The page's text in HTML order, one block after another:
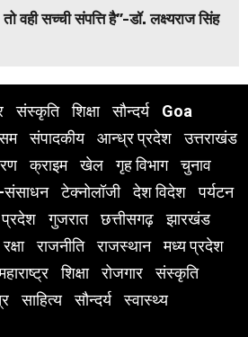
सच्ची संपत्ति है”-डॉ. लक्ष्यराज सिंह
संस्कृति शिक्षा सौन्दर्य
Goa
संपादकीय आन्ध्र प्रदेश
उत्तराखंड
क्राइम खेल गृह विभाग
चुनाव
टेक्नोलॉजी देश विदेश
पर्यटन
प्रदेश गुजरात छत्तीसगढ़
झारखंड
रक्षा राजनीति राजस्थान
मध्य प्रदेश
शिक्षा रोजगार
संस्कृति
साहित्य सौन्दर्य स्वास्थ्य